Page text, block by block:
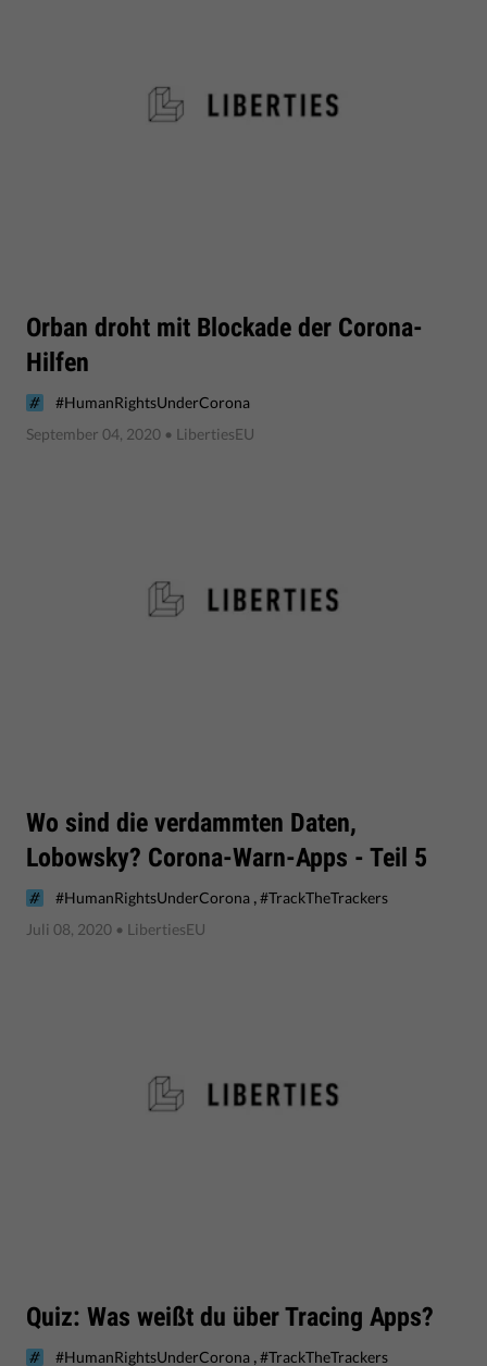
Orban droht mit Blockade der Corona-
Hilfen
#HumanRightsUnderCorona
September 04, 2020 • LibertiesEU
Wo sind die verdammten Daten,
Lobowsky? Corona-Warn-Apps - Teil 5
#HumanRightsUnderCorona ,#TrackTheTrackers
Juli 08, 2020 • LibertiesEU
Quiz: Was weißt du über Tracing Apps?
#HumanRightsUnderCorona ,#TrackTheTrackers